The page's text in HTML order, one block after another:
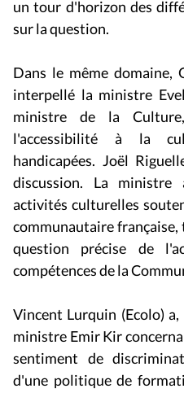
sur la question.
interpellé la ministre
ministre de la
l'accessibilité à la
handicapées. Joël
discussion. La ministre
activités culturelles
communautaire
question précise de
compétences de la
ministre Emir Kir
sentiment de
d'une politique de
intervenu sur la question.